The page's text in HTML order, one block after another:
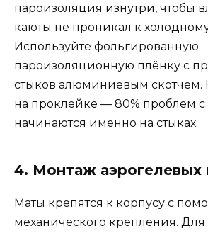
пароизоляция изнутри, чтобы
каюты не проникал к
Используйте фольгированную
пароизоляционную плёнку с
стыков алюминиевым скотчем.
на проклейке — 80% проблем с
начинаются именно на стыках.
4. Монтаж аэрогелевых
Маты крепятся к корпусу с
механического крепления. Для